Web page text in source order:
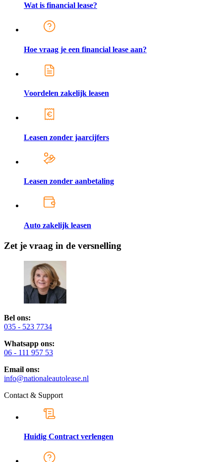
Wat is financial lease?
Hoe vraag je een financial lease aan?
Voordelen zakelijk leasen
Leasen zonder jaarcijfers
Leasen zonder aanbetaling
Auto zakelijk leasen
Zet je vraag in de versnelling
Bel ons:
035 - 523 7734
Whatsapp ons:
06 - 111 957 53
Email ons:
info@nationaleautolease.nl
Contact & Support
Huidig Contract verlengen